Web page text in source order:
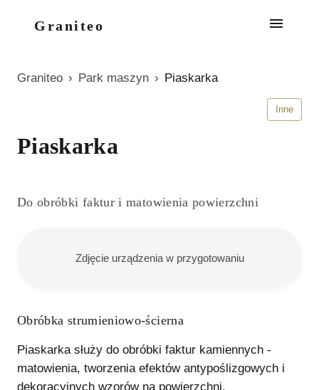
Graniteo
Graniteo › Park maszyn › Piaskarka
Piaskarka
Inne
Do obróbki faktur i matowienia powierzchni
Zdjęcie urządzenia w przygotowaniu
Obróbka strumieniowo-ścierna
Piaskarka służy do obróbki faktur kamiennych -
matowienia, tworzenia efektów antypoślizgowych i
dekoracyjnych wzorów na powierzchni.